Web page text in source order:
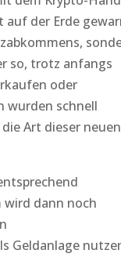
auf der Erde
so, trotz anfangs
oder
wurden schnell
Art dieser neuen
wird dann noch
Geldanlage